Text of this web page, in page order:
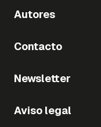
Autores
Contacto
Newsletter
Aviso legal